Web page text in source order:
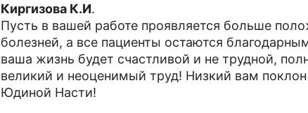
Киргизова К.И.
Пусть в вашей работе проявляется больше
болезней, а все пациенты остаются
ваша жизнь будет счастливой и не трудной,
великий и неоценимый труд! Низкий вам
Юдиной Насти!